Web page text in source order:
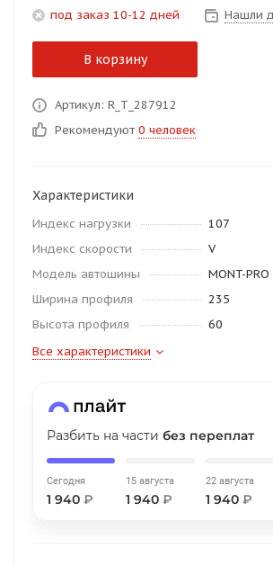
под заказ 10-12 дней Нашли
В корзину
Артикул: R_T_287912
Рекомендуют 0 человек
Характеристики
Индекс нагрузки
107
Индекс скорости
V
Модель автошины
MONT-
Ширина профиля
235
Высота профиля
60
Все характеристики
Разбить на части без переплат
Сегодня
1 940 ₽
15 августа
1 940 ₽
22 августа
1 940 ₽
Оставшиеся 75
% будут
списыватьсяс вашей карты
25%каждые 2 недели
Остались вопросы?
8 800 302-02-51
plait.ru